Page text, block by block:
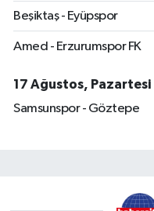
Beşiktaş - Eyüpspor
Amed - Erzurumspor FK
17 Ağustos, Pazartesi
Samsunspor - Göztepe